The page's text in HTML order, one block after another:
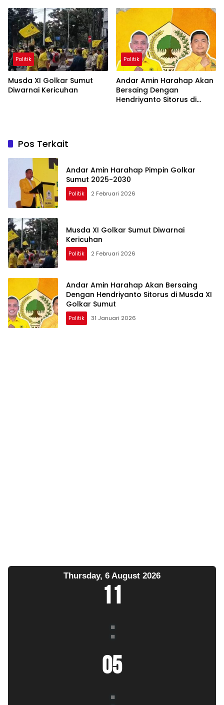
Politik
Musda XI Golkar Sumut
Diwarnai Kericuhan
Politik
Andar Amin Harahap Akan
Bersaing Dengan
Hendriyanto Sitorus di
Pos Terkait
Andar Amin Harahap Pimpin Golkar
Sumut 2025-2030
Politik 2 Februari 2026
Musda XI Golkar Sumut Diwarnai
Kericuhan
Politik 2 Februari 2026
Andar Amin Harahap Akan Bersaing
Dengan Hendriyanto Sitorus di Musda XI
Golkar Sumut
Politik 31 Januari 2026
Thursday, 6 August 2026
11
:
05